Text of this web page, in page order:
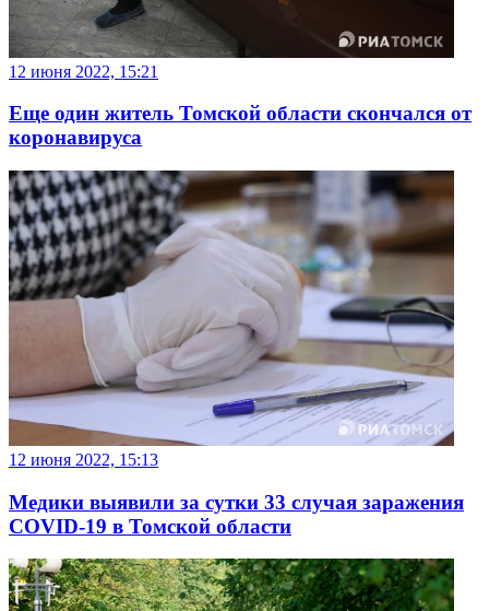
12 июня 2022, 15:21
Еще один житель Томской области скончался от
коронавируса
12 июня 2022, 15:13
Медики выявили за сутки 33 случая заражения
COVID-19 в Томской области